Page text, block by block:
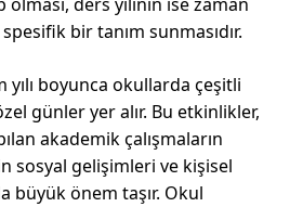
bir tanım sunmasıdır.
yılı boyunca okullarda çeşitli
günler yer alır. Bu etkinlikler,
akademik çalışmaların
sosyal gelişimleri ve kişisel
büyük önem taşır. Okul